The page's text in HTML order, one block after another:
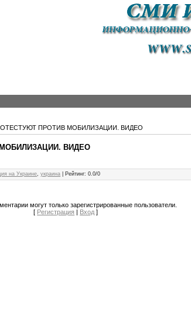
ПРОТИВ МОБИЛИЗАЦИИ. ВИДЕО
ВИДЕО
на Украине ,украина Рейтинг: 0.0/0
могут только зарегистрированные пользователи.
[ Регистрация | Вход ]